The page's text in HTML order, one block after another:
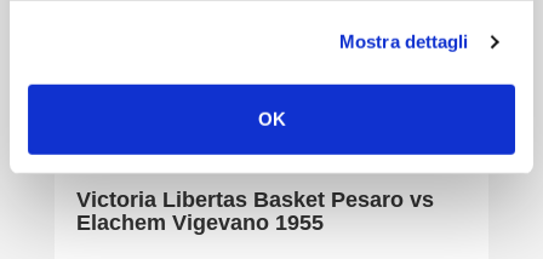
Mostra dettagli
OK
Victoria Libertas Basket Pesaro vs
Elachem Vigevano 1955